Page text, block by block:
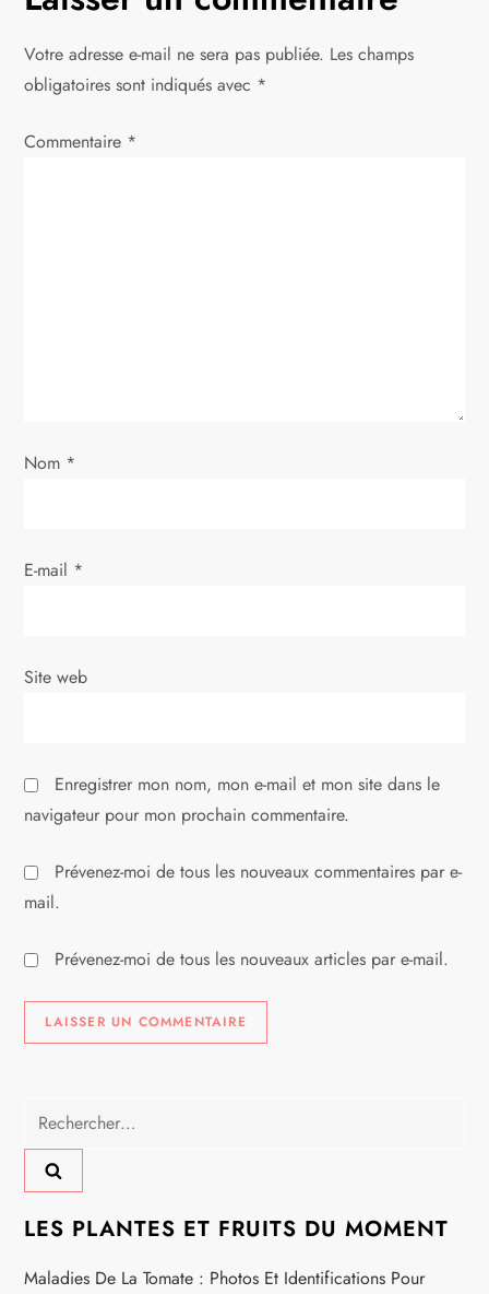
a
t
i
’
r
e
Votre adresse e-mail ne sera pas publiée. Les champs
obligatoires sont indiqués avec *
Commentaire *
Nom *
E-mail *
Site web
Enregistrer mon nom, mon e-mail et mon site dans le
navigateur pour mon prochain commentaire.
Prévenez-moi de tous les nouveaux commentaires par e-
mail.
Prévenez-moi de tous les nouveaux articles par e-mail.
Rechercher :
LES PLANTES ET FRUITS DU MOMENT
Maladies De La Tomate : Photos Et Identifications Pour